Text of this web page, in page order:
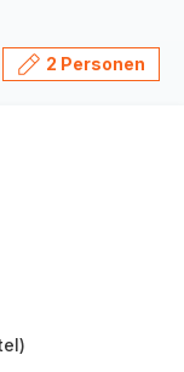
2 Personen